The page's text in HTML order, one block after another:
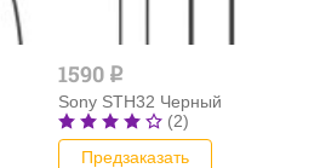
1590 q
Sony STH32 Черный
(2)
Предзаказать